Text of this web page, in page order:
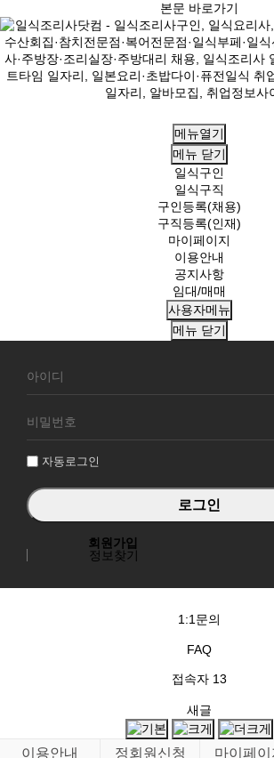
본문 바로가기
메뉴열기
메뉴 닫기
일식구인
일식구직
구인등록(채용)
구직등록(인재)
마이페이지
이용안내
공지사항
임대/매매
사용자메뉴
메뉴 닫기
원
그
자동로그인
회원가입
정보찾기
1:1문의
FAQ
접속자 13
새글
이용안내 정회원신청 마이페이